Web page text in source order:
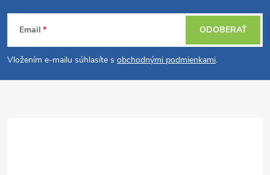
Z
á
p
Email
Vložením e-mailu súhlasíte s obchodnými podmienkami.
ODOBERAŤ